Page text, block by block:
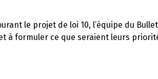
le projet de loi 10, l’équipe du
à formuler ce que seraient leurs